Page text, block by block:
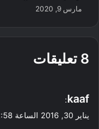
مارس 9, 2020
‫8 تعليقات
يkaaf
:
يناير 30, 2016 الساعة 12:58 م